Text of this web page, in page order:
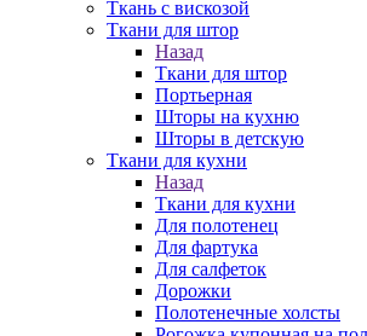
Ткань с вискозой
Ткани для штор
Назад
Ткани для штор
Портьерная
Шторы на кухню
Шторы в детскую
Ткани для кухни
Назад
Ткани для кухни
Для полотенец
Для фартука
Для салфеток
Дорожки
Полотенечные холсты